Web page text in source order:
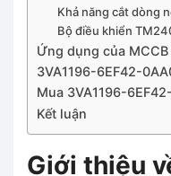
Khả năng cắt dòng
Bộ điều khiển
Ứng dụng của
3VA1196-6EF42-
Mua 3VA1196-
Kết luận
Giới thiệu